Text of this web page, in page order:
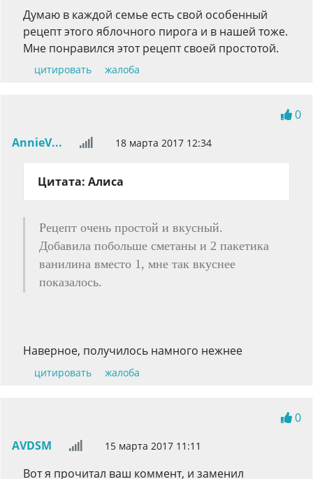
Думаю в каждой семье есть свой особенный
рецепт этого яблочного пирога и в нашей тоже.
Мне понравился этот рецепт своей простотой.
цитировать жалоба
0
AnnieV...
18 марта 2017 12:34
Цитата: Алиса
Рецепт очень простой и вкусный.
Добавила побольше сметаны и 2 пакетика
ванилина вместо 1, мне так вкуснее
показалось.
Наверное, получилось намного нежнее
цитировать жалоба
0
AVDSM
15 марта 2017 11:11
Вот я прочитал ваш коммент, и заменил